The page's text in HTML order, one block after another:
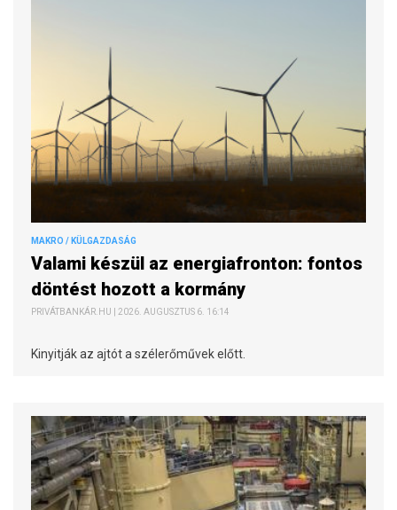
MAKRO / KÜLGAZDASÁG
Valami készül az energiafronton: fontos
döntést hozott a kormány
PRIVÁTBANKÁR.HU | 2026. AUGUSZTUS 6. 16:14
Kinyitják az ajtót a szélerőművek előtt.